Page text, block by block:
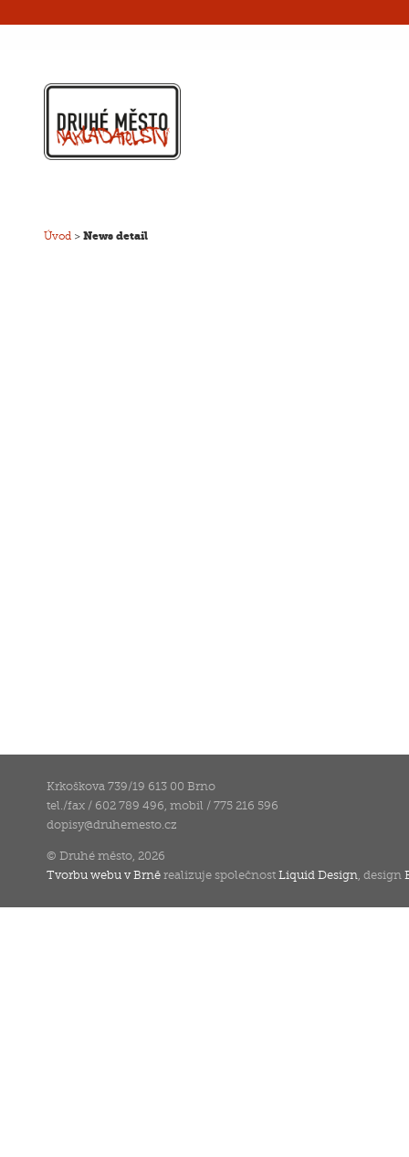
Úvod > News detail
Krkoškova 739/19 613 00 Brno
tel./fax / 602 789 496, mobil / 775 216 596
dopisy@druhemesto.cz
© Druhé město, 2026
Tvorbu webu v Brně realizuje společnostLiquid Design , design